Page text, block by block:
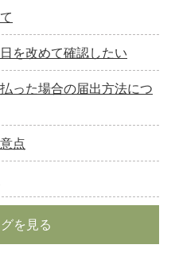
を改めて確認したい
った場合の届出方法につ
点
を見る